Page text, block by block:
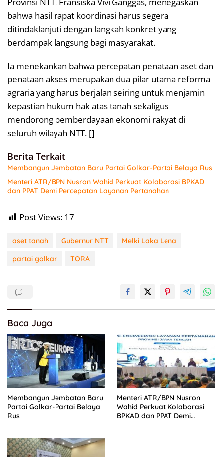
bahwa hasil rapat koordinasi harus segera
ditindaklanjuti dengan langkah konkret yang
berdampak langsung bagi masyarakat.
Ia menekankan bahwa percepatan penataan aset dan
penataan akses merupakan dua pilar utama reforma
agraria yang harus berjalan seiring untuk menjamin
kepastian hukum hak atas tanah sekaligus
mendorong pemberdayaan ekonomi rakyat di
seluruh wilayah NTT. []
Berita Terkait
Membangun Jembatan Baru Partai Golkar-Partai Belaya Rus
Menteri ATR/BPN Nusron Wahid Perkuat Kolaborasi BPKAD
dan PPAT Demi Percepatan Layanan Pertanahan
Post Views: 17
aset tanah Gubernur NTT
Melki Laka Lena
partai golkar
TORA
Baca Juga
Membangun Jembatan Baru
Partai Golkar-Partai Belaya
Rus
Menteri ATR/BPN Nusron
Wahid Perkuat Kolaborasi
BPKAD dan PPAT Demi